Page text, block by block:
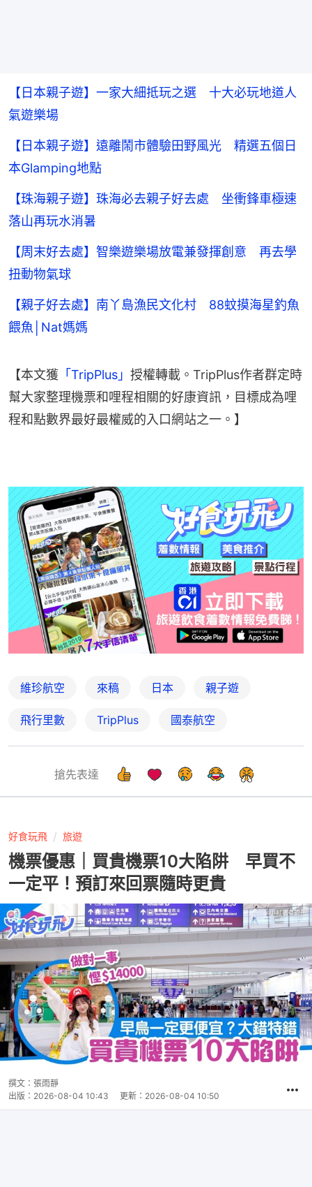
【日本親子遊】一家大細抵玩之選 十大必玩地道人
氣遊樂場
【日本親子遊】遠離鬧市體驗田野風光 精選五個日
本Glamping地點
【珠海親子遊】珠海必去親子好去處 坐衝鋒車極速
落山再玩水消暑
【周末好去處】智樂遊樂場放電兼發揮創意 再去學
扭動物氣球
【親子好去處】南丫島漁民文化村 88蚊摸海星釣魚
餵魚│Nat媽媽
【本文獲 「TripPlus」 授權轉載。TripPlus作者群定時
幫大家整理機票和哩程相關的好康資訊，目標成為哩
程和點數界最好最權威的入口網站之一。】
維珍航空 來稿 日本 親子遊
飛行里數 TripPlus 國泰航空
搶先表達
好食玩飛 旅遊
機票優惠｜買貴機票10大陷阱 早買不
一定平！預訂來回票隨時更貴
撰文： 張雨靜
出版： 2026-08-04 10:43 更新： 2026-08-04 10:50